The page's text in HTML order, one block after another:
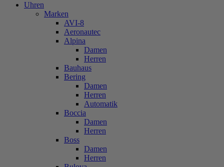
Uhren
Marken
AVI-8
Aeronautec
Alpina
Damen
Herren
Bauhaus
Bering
Damen
Herren
Automatik
Boccia
Damen
Herren
Boss
Damen
Herren